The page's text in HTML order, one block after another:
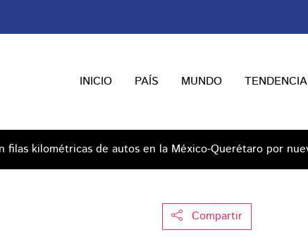
INICIO PAÍS MUNDO
filas kilométricas de autos en la México-Querétaro por
Compartir